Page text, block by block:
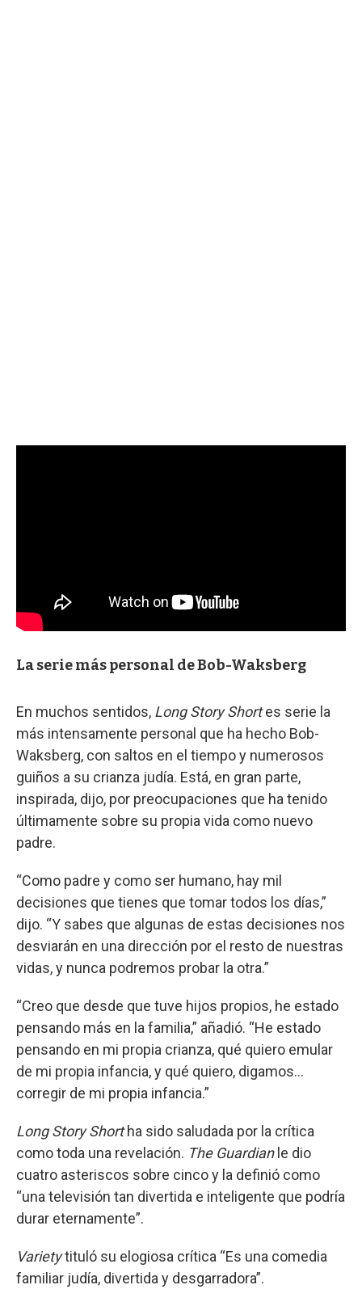
La serie más personal de Bob-Waksberg
En muchos sentidos, Long Story Shortes serie la
más intensamente personal que ha hecho Bob-
Waksberg, con saltos en el tiempo y numerosos
guiños a su crianza judía. Está, en gran parte,
inspirada, dijo, por preocupaciones que ha tenido
últimamente sobre su propia vida como nuevo
padre.
“Como padre y como ser humano, hay mil
decisiones que tienes que tomar todos los días,”
dijo. “Y sabes que algunas de estas decisiones nos
desviarán en una dirección por el resto de nuestras
vidas, y nunca podremos probar la otra.”
“Creo que desde que tuve hijos propios, he estado
pensando más en la familia,” añadió. “He estado
pensando en mi propia crianza, qué quiero emular
de mi propia infancia, y qué quiero, digamos…
corregir de mi propia infancia.”
Long Story Shortha sido saludada por la crítica
como toda una revelación. The Guardianle dio
cuatro asteriscos sobre cinco y la definió como
“una televisión tan divertida e inteligente que podría
durar eternamente”.
Varietytituló su elogiosa crítica “Es una comedia
familiar judía, divertida y desgarradora”.